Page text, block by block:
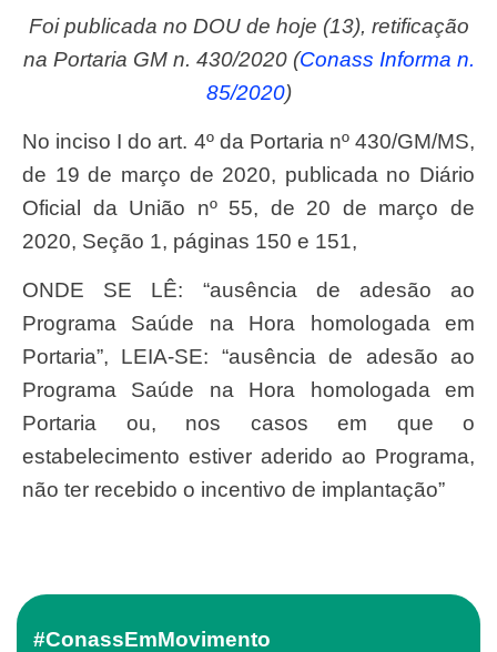
Foi publicada no DOU de hoje (13), retificação
na Portaria GM n. 430/2020 (Conass Informa n.
85/2020)
No inciso I do art. 4º da Portaria nº 430/GM/MS,
de 19 de março de 2020, publicada no Diário
Oficial da União nº 55, de 20 de março de
2020, Seção 1, páginas 150 e 151,
ONDE SE LÊ: “ausência de adesão ao
Programa Saúde na Hora homologada em
Portaria”, LEIA-SE: “ausência de adesão ao
Programa Saúde na Hora homologada em
Portaria ou, nos casos em que o
estabelecimento estiver aderido ao Programa,
não ter recebido o incentivo de implantação”
#ConassEmMovimento